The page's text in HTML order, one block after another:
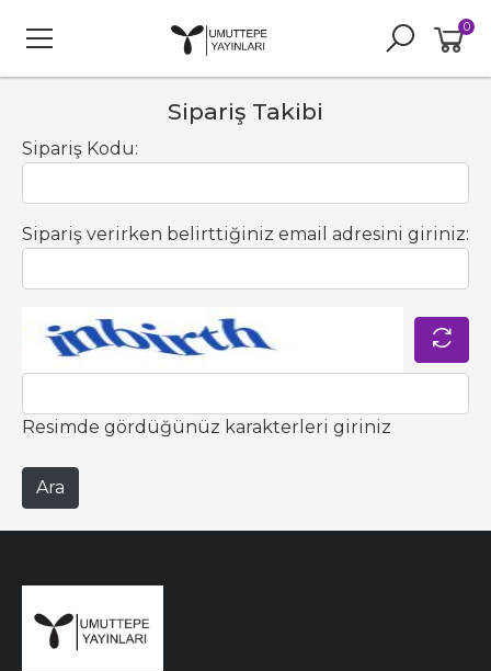
0
Sipariş Takibi
Sipariş Kodu:
Sipariş verirken belirttiğiniz email adresini giriniz:
Resimde gördüğünüz karakterleri giriniz